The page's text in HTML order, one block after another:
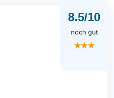
8.5/10
noch gut
★★★